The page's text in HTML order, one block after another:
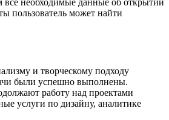
необходимые данные об открытии
пользователь может найти
и творческому подходу
были успешно выполнены.
работу над проектами
услуги по дизайну, аналитике